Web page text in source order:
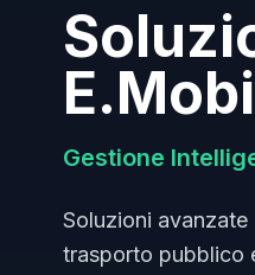
Gestione
Soluzioni
trasporto pubblico